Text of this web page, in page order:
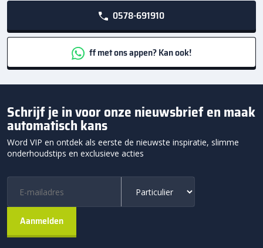
0578-691910
ff met ons appen? Kan ook!
Schrijf je in voor onze nieuwsbrief en maak
automatisch kans
Word VIP en ontdek als eerste de nieuwste inspiratie, slimme
onderhoudstips en exclusieve acties